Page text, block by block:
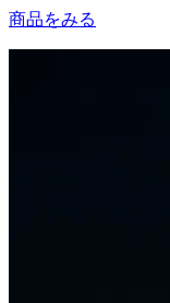
商品をみる